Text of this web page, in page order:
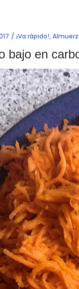
¡Va rápido!,
bajo en